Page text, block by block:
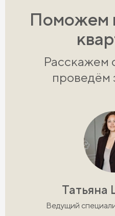
Поможем
Расскажем
проведём
Татьяна
Ведущий